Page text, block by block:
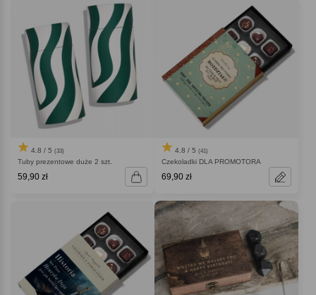
4.8 / 5 (33)
Tuby prezentowe duże 2 szt.
59,90 zł
4.8 / 5 (41)
Czekoladki DLA PROMOTORA
69,90 zł